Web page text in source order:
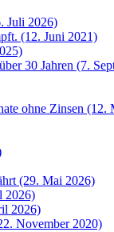
Juli 2026)
(12. Juni 2021)
30 Jahren (7.
ohne Zinsen (12.
(29. Mai 2026)
2026)
2026)
November 2020)